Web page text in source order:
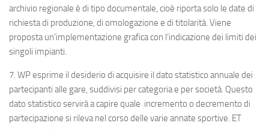
archivio regionale è di tipo documentale, cioè riporta solo le date di
richiesta di produzione, di omologazione e di titolarità. Viene
proposta un’implementazione grafica con l’indicazione dei limiti dei
singoli impianti.
7. WPesprime il desiderio di acquisire il dato statistico annuale dei
partecipanti alle gare, suddivisi per categoria e per società. Questo
dato statistico servirà a capire quale incremento o decremento di
partecipazione si rileva nel corso delle varie annate sportive. ET